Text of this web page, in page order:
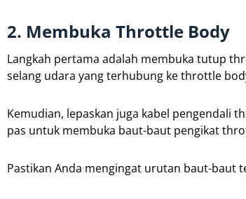
2. Membuka Throttle Body
Langkah pertama adalah membuka tutup
selang udara yang terhubung ke throttle
Kemudian, lepaskan juga kabel pengendali
pas untuk membuka baut-baut pengikat
Pastikan Anda mengingat urutan baut-baut